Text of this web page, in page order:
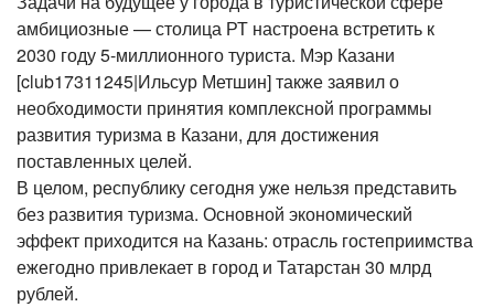
амбициозные — столица РТ настроена встретить к
2030 году 5-миллионного туриста. Мэр Казани
[club17311245|Ильсур Метшин] также заявил о
необходимости принятия комплексной программы
развития туризма в Казани, для достижения
поставленных целей.
В целом, республику сегодня уже нельзя представить
без развития туризма. Основной экономический
эффект приходится на Казань: отрасль гостеприимства
ежегодно привлекает в город и Татарстан 30 млрд
рублей.